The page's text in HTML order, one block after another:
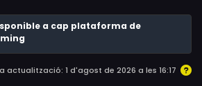
Jamieson, Bernadette Bencini,
Garry McDonald, Martin
a cap plataforma de
actualització: 1 d'agost de 2026 a les 16:17